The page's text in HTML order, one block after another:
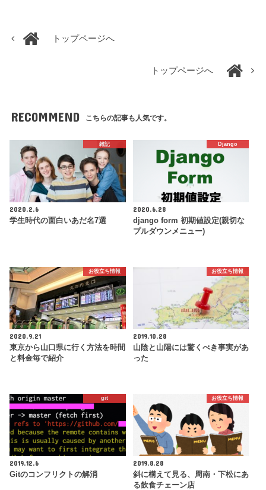
トップページへ
トップページへ
RECOMMEND こちらの記事も人気です。
雑記
2020.2.6
学生時代の面白いあだ名7選
Django
2020.6.28
django form 初期値設定(親切な
プルダウンメニュー)
お役立ち情報
2020.9.21
東京から山口県に行く方法を時間
と料金毎で紹介
お役立ち情報
2019.10.28
山陰と山陽には驚くべき事実があ
った
git
2019.12.6
Gitのコンフリクトの解消
お役立ち情報
2019.8.28
斜に構えて見る、周南・下松にあ
る飲食チェーン店